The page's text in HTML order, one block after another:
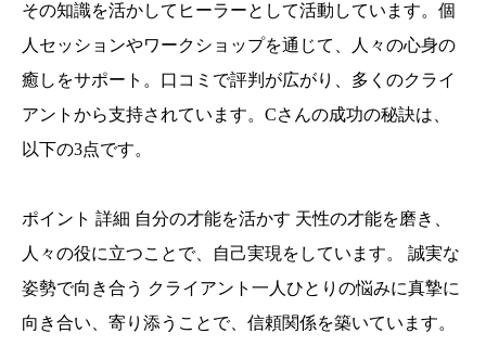
その知識を活かしてヒーラーとして活動しています。個
人セッションやワークショップを通じて、人々の心身の
癒しをサポート。口コミで評判が広がり、多くのクライ
アントから支持されています。Cさんの成功の秘訣は、
以下の3点です。
ポイント 詳細 自分の才能を活かす 天性の才能を磨き、
人々の役に立つことで、自己実現をしています。 誠実な
姿勢で向き合う クライアント一人ひとりの悩みに真摯に
向き合い、寄り添うことで、信頼関係を築いています。